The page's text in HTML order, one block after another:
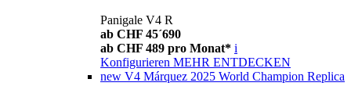
Panigale V4 R
ab CHF 45´690
ab CHF 489 pro Monat* i
Konfigurieren MEHR ENTDECKEN
new V4 Márquez 2025 World Champion Replica